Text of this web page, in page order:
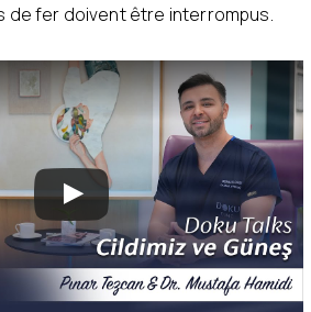
de fer doivent être interrompus.